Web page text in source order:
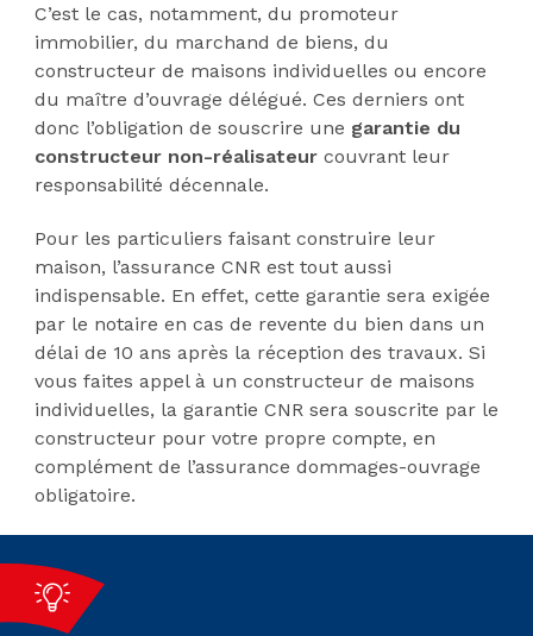
C’est le cas, notamment, du promoteur
immobilier, du marchand de biens, du
constructeur de maisons individuelles ou encore
du maître d’ouvrage délégué. Ces derniers ont
donc l’obligation de souscrire une garantie du
constructeur non-réalisateurcouvrant leur
responsabilité décennale.
Pour les particuliers faisant construire leur
maison, l’assurance CNR est tout aussi
indispensable. En effet, cette garantie sera exigée
par le notaire en cas de revente du bien dans un
délai de 10 ans après la réception des travaux. Si
vous faites appel à un constructeur de maisons
individuelles, la garantie CNR sera souscrite par le
constructeur pour votre propre compte, en
complément de l’assurance dommages-ouvrage
obligatoire.